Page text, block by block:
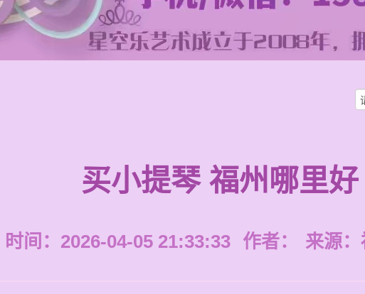
买小提琴 福州哪里好
时间：2026-04-05 21:33:33 作者： 来源：